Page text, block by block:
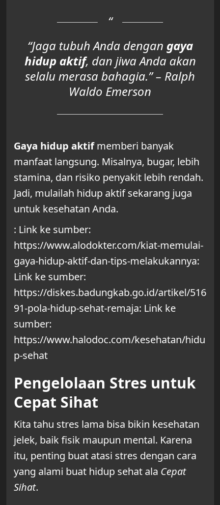
“Jaga tubuh Anda dengan gaya
hidup aktif, dan jiwa Anda akan
selalu merasa bahagia.” – Ralph
Waldo Emerson
Gaya hidup aktifmemberi banyak
manfaat langsung. Misalnya, bugar, lebih
stamina, dan risiko penyakit lebih rendah.
Jadi, mulailah hidup aktif sekarang juga
untuk kesehatan Anda.
: Link ke sumber:
https://www.alodokter.com/kiat-memulai-
gaya-hidup-aktif-dan-tips-melakukannya:
Link ke sumber:
https://diskes.badungkab.go.id/artikel/516
91-pola-hidup-sehat-remaja: Link ke
sumber:
https://www.halodoc.com/kesehatan/hidu
p-sehat
Pengelolaan Stres untuk
Cepat Sihat
Kita tahu stres lama bisa bikin kesehatan
jelek, baik fisik maupun mental. Karena
itu, penting buat atasi stres dengan cara
yang alami buat hidup sehat ala Cepat
Sihat.